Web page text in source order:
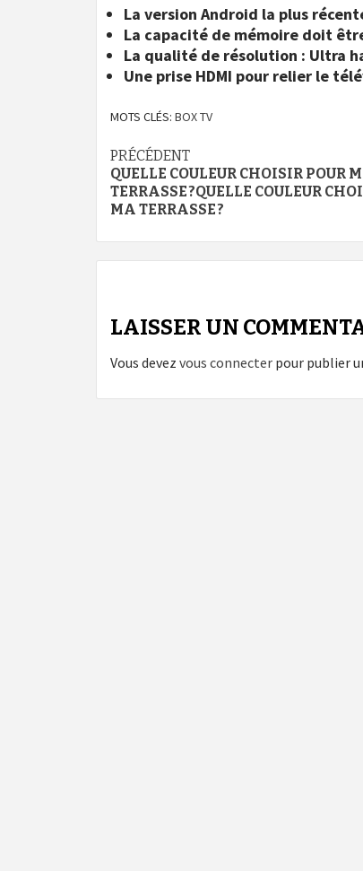
La version Android la plus
La capacité de mémoire doit
La qualité de résolution : Ultra
Une prise HDMI pour relier le
MOTS CLÉS: BOX TV
Navigation
d’article
PRÉCÉDENT
QUELLE COULEUR CHOISIR POUR
TERRASSE ?QUELLE COULEUR
MA TERRASSE ?
LAISSER UN
Vous devez vous connecter pour publier